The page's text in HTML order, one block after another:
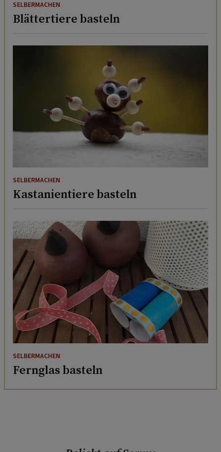
SELBERMACHEN
Blättertiere basteln
SELBERMACHEN
Kastanientiere basteln
SELBERMACHEN
Fernglas basteln